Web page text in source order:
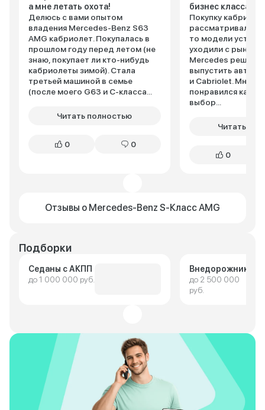
а мне летать охота!
Делюсь с вами опытом
владения Mercedes-Benz S63
AMG кабриолет. Покупалась в
прошлом году перед летом (не
знаю, покупает ли кто-нибудь
кабриолеты зимой). Стала
третьей машиной в семье
(после моего G63 и C-класса...
Читать полностью
0 0
бизнес класса!
Покупку
рассматривал
то модели
уходили с рынка.
Mercedes решил
выпустить авто
и Cabriolet. Мне
понравился
выбор...
Читать
0
Отзывы о Mercedes-Benz S-Класс AMG
Подборки
Седаны с АКПП
до 1 000 000 руб.
Внедорожники
до 2 500 000
руб.